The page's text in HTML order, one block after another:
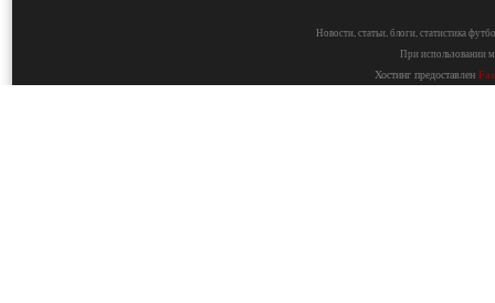
Новости, статьи, блоги, статистика
При использовании
Хостинг предоставлен